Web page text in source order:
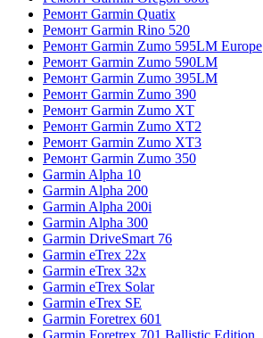
Ремонт Garmin Quatix
Ремонт Garmin Rino 520
Ремонт Garmin Zumo 595LM Europe
Ремонт Garmin Zumo 590LM
Ремонт Garmin Zumo 395LM
Ремонт Garmin Zumo 390
Ремонт Garmin Zumo XT
Ремонт Garmin Zumo XT2
Ремонт Garmin Zumo XT3
Ремонт Garmin Zumo 350
Garmin Alpha 10
Garmin Alpha 200
Garmin Alpha 200i
Garmin Alpha 300
Garmin DriveSmart 76
Garmin eTrex 22x
Garmin eTrex 32x
Garmin eTrex Solar
Garmin eTrex SE
Garmin Foretrex 601
Garmin Foretrex 701 Ballistic Edition